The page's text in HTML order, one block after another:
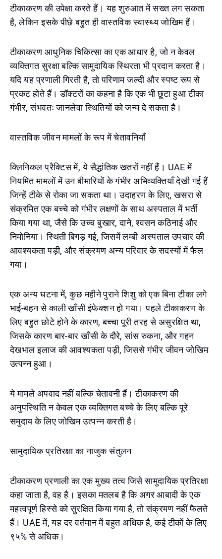
टीकाकरण की उपेक्षा करते हैं। यह शुरुआत में सख्त लग सकता
है, लेकिन इसके पीछे बहुत ही वास्तविक स्वास्थ्य जोखिम हैं।
टीकाकरण आधुनिक चिकित्सा का एक आधार है, जो न केवल
व्यक्तिगत सुरक्षा बल्कि सामुदायिक स्थिरता भी प्रदान करता है।
यदि यह प्रणाली गिरती है, तो परिणाम जल्दी और स्पष्ट रूप से
प्रकट होते हैं। डॉक्टरों का कहना है कि एक भी छूटा हुआ टीका
गंभीर, संभवतः जानलेवा स्थितियों को जन्म दे सकता है।
वास्तविक जीवन मामलों के रूप में चेतावनियाँ
क्लिनिकल प्रैक्टिस में, ये सैद्धांतिक खतरों नहीं हैं। UAE में
नियमित मामलों में उन बीमारियों के गंभीर अभिव्यक्तियाँ देखी गई हैं
जिन्हें टीके से रोका जा सकता था। उदाहरण के लिए, खसरा से
संक्रमित एक बच्चे को गंभीर लक्षणों के साथ अस्पताल में भर्ती
किया गया था, जैसे कि उच्च बुखार, दाने, श्वसन कठिनाई और
निमोनिया। स्थिती बिगड़ गई, जिसमें लम्बी अस्पताल उपचार की
आवश्यकता पड़ी, और संक्रमण अन्य परिवार के सदस्यों में फैल
गया।
एक अन्य घटना में, कुछ महीने पुराने शिशु को एक बिना टीका लगे
भाई-बहन से काली खाँसी इंफेक्शन हो गया। पहले टीकाकरण के
लिए बहुत छोटे होने के कारण, बच्चा पूरी तरह से असुरक्षित था,
जिसके कारण बार-बार खाँसी के दौरे, सांस रुकना, और गहन
देखभाल इलाज की आवश्यकता पड़ी, जिससे गंभीर जीवन जोखिम
उत्पन्न हुआ।
ये मामले अपवाद नहीं बल्कि चेतावनी हैं। टीकाकरण की
अनुपस्थिति न केवल एक व्यक्तिगत बच्चे के लिए बल्कि पूरे
समुदाय के लिए जोखिम उत्पन्न करती है।
सामुदायिक प्रतिरक्षा का नाजुक संतुलन
टीकाकरण प्रणाली का एक मुख्य तत्व जिसे सामुदायिक प्रतिरक्षा
कहा जाता है, वह है। इसका मतलब है कि अगर आबादी के एक
महत्वपूर्ण हिस्से को सुरक्षित किया गया है, तो संक्रमण नहीं फैलते
हैं। UAE में, यह दर वर्तमान में बहुत अधिक है, कई टीकों के लिए
९५% से अधिक।